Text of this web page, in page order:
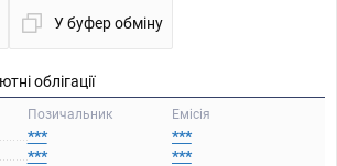
У буфер обміну
облігації
Емісія
Позичальник
***
***
***
***